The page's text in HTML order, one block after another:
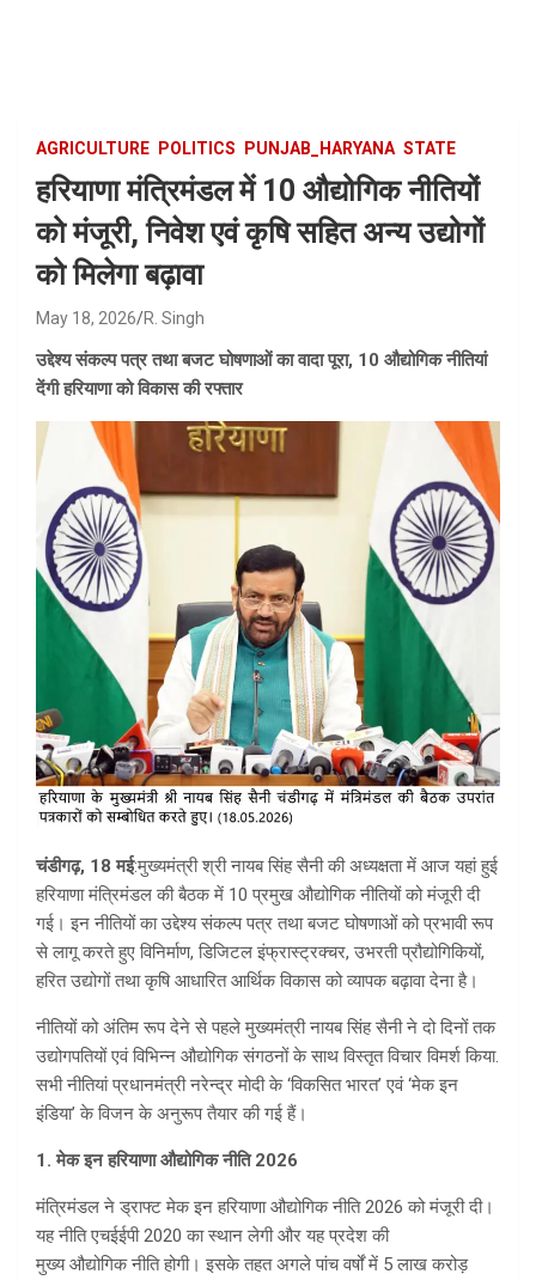
AGRICULTURE POLITICS PUNJAB_HARYANA STATE
हरियाणा मंत्रिमंडल में 10 औद्योगिक नीतियों
को मंजूरी, निवेश एवं कृषि सहित अन्य उद्योगों
को मिलेगा बढ़ावा
May 18, 2026 R. Singh
उद्देश्य संकल्प पत्र तथा बजट घोषणाओं का वादा पूरा, 10 औद्योगिक नीतियां
देंगी हरियाणा को विकास की रफ्तार
चंडीगढ़, 18 मई:मुख्यमंत्री श्री नायब सिंह सैनी की अध्यक्षता में आज यहां हुई
हरियाणा मंत्रिमंडल की बैठक में 10 प्रमुख औद्योगिक नीतियों को मंजूरी दी
गई। इन नीतियों का उद्देश्य संकल्प पत्र तथा बजट घोषणाओं को प्रभावी रूप
से लागू करते हुए विनिर्माण, डिजिटल इंफ्रास्ट्रक्चर, उभरती प्रौद्योगिकियों,
हरित उद्योगों तथा कृषि आधारित आर्थिक विकास को व्यापक बढ़ावा देना है।
नीतियों को अंतिम रूप देने से पहले मुख्यमंत्री नायब सिंह सैनी ने दो दिनों तक
उद्योगपतियों एवं विभिन्न औद्योगिक संगठनों के साथ विस्तृत विचार विमर्श किया.
सभी नीतियां प्रधानमंत्री नरेन्द्र मोदी के ‘विकसित भारत’ एवं ‘मेक इन
इंडिया’ के विजन के अनुरूप तैयार की गई हैं।
1. मेक इन हरियाणाऔ‌द्योगिकनीति 2026
मंत्रिमंडल ने ड्राफ्ट मेक इन हरियाणा औ‌द्योगिक नीति 2026 को मंजूरी दी।
यह नीति एचईईपी 2020 का स्थान लेगी और यह प्रदेश की
मुख्य औ‌द्योगिक नीति होगी। इसके तहत अगले पांच वर्षों में 5 लाख करोड़